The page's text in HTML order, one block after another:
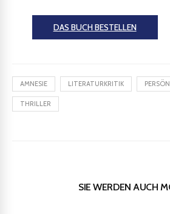
DAS BUCH BESTELLEN
AMNESIE LITERATURKRITIK
THRILLER
SIE WERDEN AUCH